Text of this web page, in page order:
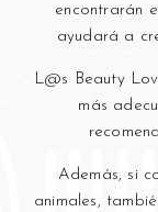
encontrarán
ayudará a
L@s Beauty
más
Además, si
animales,